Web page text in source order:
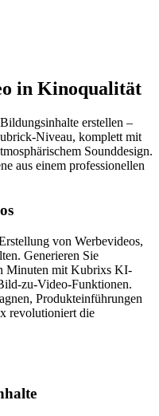
in Kinoqualität
erstellen –
Niveau, komplett mit
Sounddesign.
aus einem professionellen
von Werbevideos,
Generieren Sie
Minuten mit Kubrixs KI-
zu-Video-Funktionen.
Produkteinführungen
revolutioniert die